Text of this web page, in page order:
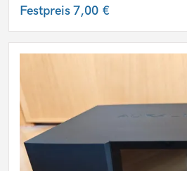
Festpreis7,00 €